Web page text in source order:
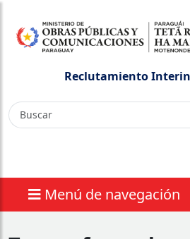
Reclutamiento
Menú de navegación